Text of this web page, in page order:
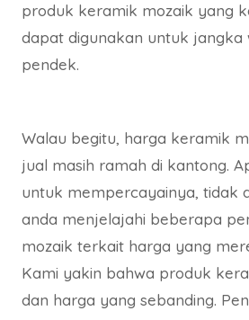
produk keramik mozaik yang
dapat digunakan untuk jangka
pendek.
Walau begitu, harga keramik
jual masih ramah di kantong.
untuk mempercayainya, tidak
anda menjelajahi beberapa
mozaik terkait harga yang
Kami yakin bahwa produk
dan harga yang sebanding.